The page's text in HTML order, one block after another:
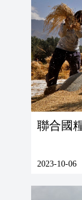
聯合國
2023-10-06